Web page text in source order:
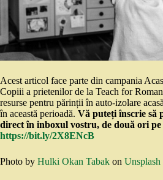
Acest articol face parte din campania
Copiii a prietenilor de la Teach for
resurse pentru părinții în auto-izolare
în această perioadă. Vă puteți înscrie să
direct în inboxul vostru, de două ori pe
https://bit.ly/2X8ENcB
Photo by Hulki Okan Tabak on Unsplash